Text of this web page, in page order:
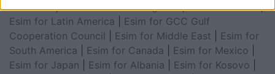
for China|Esim for United Kingdom|Esim for Africa|
Esim for Latin America
Esim for GCC Gulf
Cooperation Council
Esim for Middle East
Esim for
South America
Esim for Canada Esim for Mexico
Esim for Japan
Esim for Albania Esim for Kosovo